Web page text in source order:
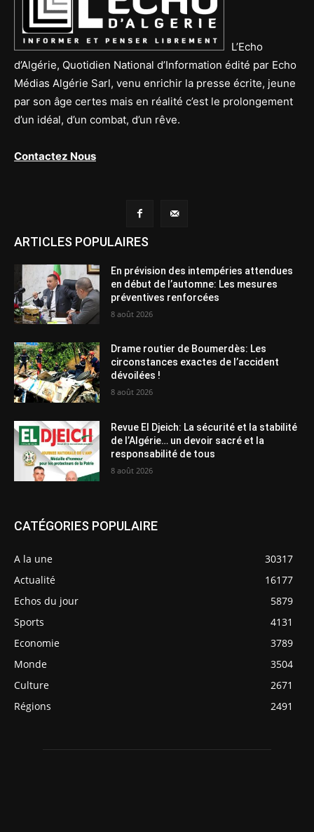
L’Echo
d’Algérie, Quotidien National d’Information édité par Echo
Médias Algérie Sarl, venu enrichir la presse écrite, jeune
par son âge certes mais en réalité c’est le prolongement
d’un idéal, d’un combat, d’un rêve.
Contactez Nous
ARTICLES POPULAIRES
En prévision des intempéries attendues
en début de l’automne: Les mesures
préventives renforcées
8 août 2026
Drame routier de Boumerdès: Les
circonstances exactes de l’accident
dévoilées !
8 août 2026
Revue El Djeich: La sécurité et la stabilité
de l’Algérie… un devoir sacré et la
responsabilité de tous
8 août 2026
CATÉGORIES POPULAIRE
A la une
30317
Actualité
16177
Echos du jour
5879
Sports
4131
Economie
3789
Monde
3504
Culture
2671
Régions
2491